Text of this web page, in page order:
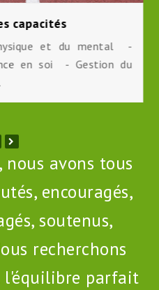
capacités
et du mental -
en soi - Gestion du
nous avons tous
encouragés,
soutenus,
recherchons
l'équilibre parfait